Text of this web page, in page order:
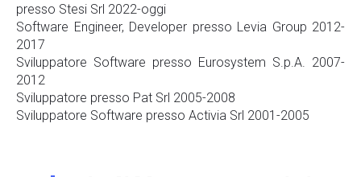
presso Stesi Srl 2022-oggi
Software Engineer, Developer presso Levia Group 2012-
2017
Sviluppatore Software presso Eurosystem S.p.A. 2007-
2012
Sviluppatore presso Pat Srl 2005-2008
Sviluppatore Software presso Activia Srl 2001-2005